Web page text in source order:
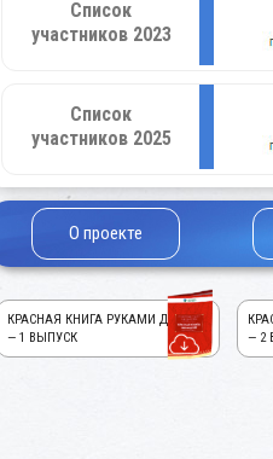
Список
участников 2023
Список
участников 2025
О проекте
КРАСНАЯ КНИГА РУКАМИ ДЕТЕЙ!
— 1 ВЫПУСК
— 2